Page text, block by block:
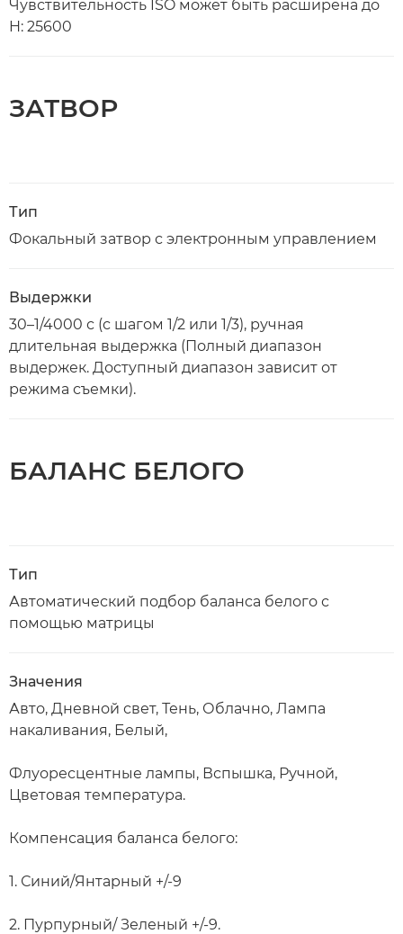
Чувствительность ISO может быть расширена до
H: 25600
ЗАТВОР
Тип
Фокальный затвор с электронным управлением
Выдержки
30–1/4000 с (с шагом 1/2 или 1/3), ручная
длительная выдержка (Полный диапазон
выдержек. Доступный диапазон зависит от
режима съемки).
БАЛАНС БЕЛОГО
Тип
Автоматический подбор баланса белого с
помощью матрицы
Значения
Авто, Дневной свет, Тень, Облачно, Лампа
накаливания, Белый,
Флуоресцентные лампы, Вспышка, Ручной,
Цветовая температура.
Компенсация баланса белого:
1. Синий/Янтарный +/-9
2. Пурпурный/ Зеленый +/-9.